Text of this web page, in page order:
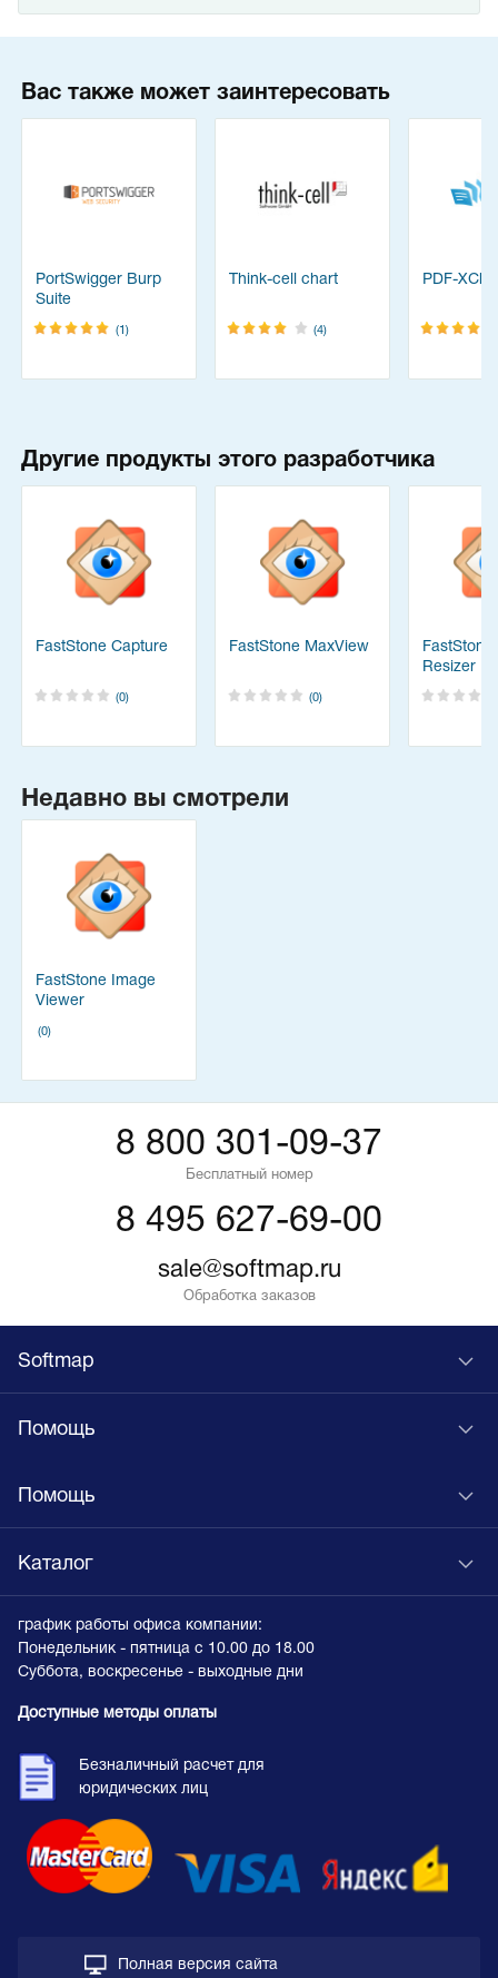
Вас также может заинтересовать
PortSwigger Burp
Suite
(1)
Think-cell chart
(4)
PDF-
Другие продукты этого разработчика
FastStone Capture
(0)
FastStone MaxView
(0)
FastStone
Resizer
Недавно вы смотрели
FastStone Image
Viewer
(0)
8 800 301-09-37
Бесплатный номер
8 495 627-69-00
sale@softmap.ru
Обработка заказов
Softmap
Помощь
Помощь
Каталог
график работы офиса компании:
Понедельник - пятница с 10.00 до 18.00
Суббота, воскресенье - выходные дни
Доступные методы оплаты
Безналичный расчет для
юридических лиц
Полная версия сайта